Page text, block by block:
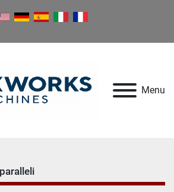
Menu